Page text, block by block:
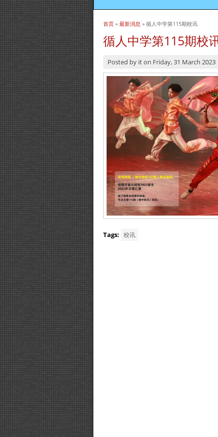
当前位置
首页 » 最新消息 » 循人中学第115期校讯
循人中学第115期校
Posted by iton Friday, 31 March 2023
Tags: 校讯